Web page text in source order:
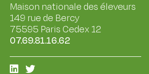
Maison nationale des éleveurs
149 rue de Bercy
75595 Paris Cedex 12
07.69.81.16.62